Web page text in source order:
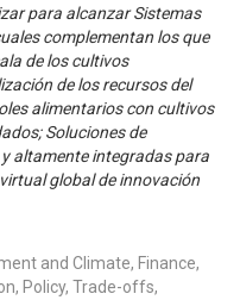
para alcanzar Sistemas
complementan los que
de los cultivos
de los recursos del
alimentarios con cultivos
Soluciones de
altamente integradas para
global de innovación
and Climate, Finance,
Policy, Trade-offs,